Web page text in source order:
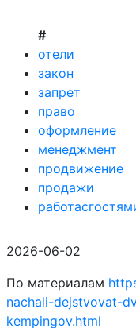
#
отели
закон
запрет
право
оформление
менеджмент
продвижение
продажи
2026-06-02
По материалам
nachali-dejstvovat-
kempingov.html